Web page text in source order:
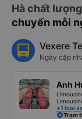
Hà chất
chuyến mỗi
Vexere
Ngày cập
Anh
+1 loại
Trạm